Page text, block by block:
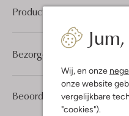
Wij, en onze
onze website
vergelijkbare
"cookies").
Product informatie
Beoordelingen (2) 2
3
Bezorgen & retourneren